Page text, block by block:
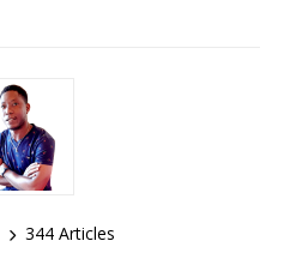
344 Articles